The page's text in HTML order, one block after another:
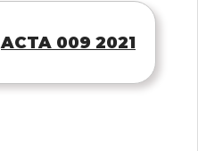
ACTA 009 2021